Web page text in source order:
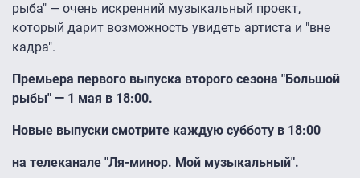
рыба" — очень искренний музыкальный проект,
который дарит возможность увидеть артиста и "вне
кадра".
Премьера первого выпуска второго сезона "Большой
рыбы" ― 1 мая в 18:00.
Новые выпуски смотрите каждую субботу в 18:00
на телеканале "Ля-минор. Мой музыкальный".